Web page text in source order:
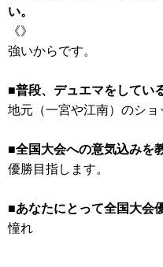
い。
《》
強いからです。
■普段、デュエマをしてい
地元（一宮や江南）のシ
■全国大会への意気込みを
優勝目指します。
■あなたにとって全国大会
憧れ